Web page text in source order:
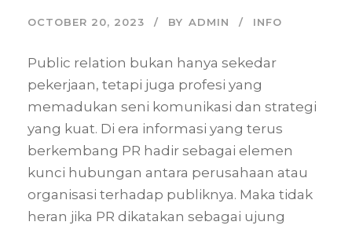
OCTOBER 20, 2023 BY ADMIN INFO
Public relation bukan hanya sekedar
pekerjaan, tetapi juga profesi yang
memadukan seni komunikasi dan strategi
yang kuat. Di era informasi yang terus
berkembang PR hadir sebagai elemen
kunci hubungan antara perusahaan atau
organisasi terhadap publiknya. Maka tidak
heran jika PR dikatakan sebagai ujung